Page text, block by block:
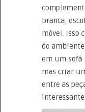
branca,
móvel. Isso
do
em um sofá
mas criar
entre as
interessante.